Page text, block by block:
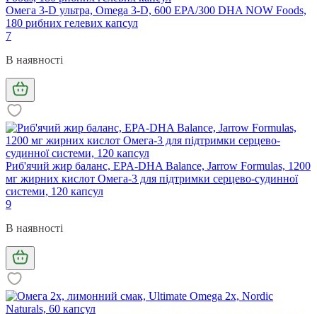
Омега 3-D ультра, Omega 3-D, 600 EPA/300 DHA NOW Foods,
180 рибних гелевих капсул
7
В наявності
Риб'ячий жир баланс, EPA-DHA Balance, Jarrow Formulas, 1200
мг жирних кислот Омега-3 для підтримки серцево-судинної
системи, 120 капсул
9
В наявності